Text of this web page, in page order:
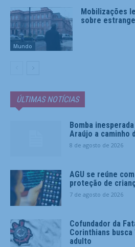
Mundo
Mobilizações
sobre
ÚLTIMAS NOTÍCIAS
Bomba
Araújo a caminho
8 de agosto de 2026
AGU se reúne
proteção de
7 de agosto de 2026
Cofundador da
Corinthians busca
adulto